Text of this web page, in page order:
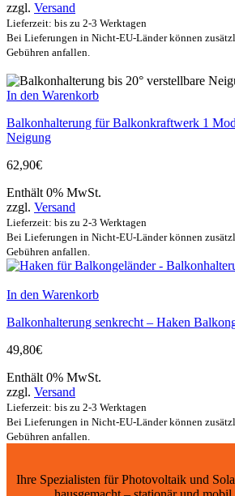
zzgl. Versand
Lieferzeit: bis zu 2-3 Werktagen
Bei Lieferungen in Nicht-EU-Länder können
Gebühren anfallen.
In den Warenkorb
Balkonhalterung für Balkonkraftwerk 1
Neigung
62,90€
Enthält 0% MwSt.
zzgl. Versand
Lieferzeit: bis zu 2-3 Werktagen
Bei Lieferungen in Nicht-EU-Länder können
Gebühren anfallen.
In den Warenkorb
Balkonhalterung senkrecht – Haken
49,80€
Enthält 0% MwSt.
zzgl. Versand
Lieferzeit: bis zu 2-3 Werktagen
Bei Lieferungen in Nicht-EU-Länder können
Gebühren anfallen.
Ihre Spezialisten für Photovoltaik und